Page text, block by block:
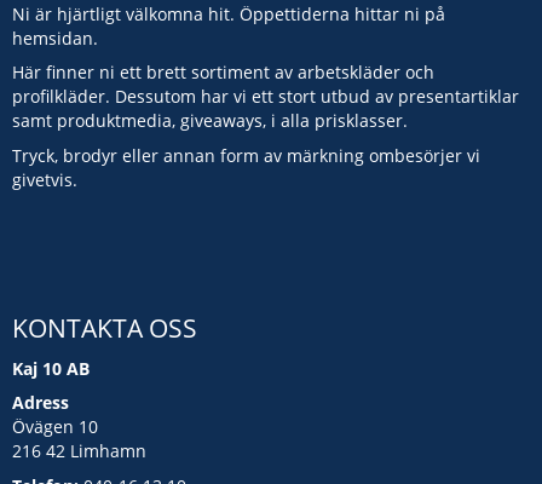
Ni är hjärtligt välkomna hit. Öppettiderna hittar ni på
hemsidan.
Här finner ni ett brett sortiment av arbetskläder och
profilkläder. Dessutom har vi ett stort utbud av presentartiklar
samt produktmedia, giveaways, i alla prisklasser.
Tryck, brodyr eller annan form av märkning ombesörjer vi
givetvis.
KONTAKTA OSS
Kaj 10 AB
Adress
Övägen 10
216 42 Limhamn